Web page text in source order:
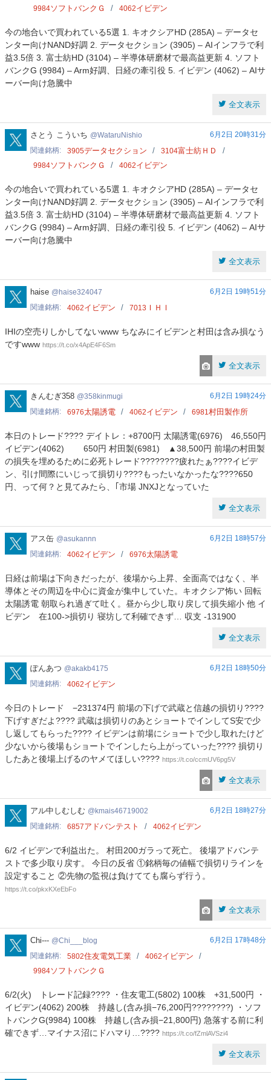
9984ソフトバンクＧ 4062イビデン
今の地合いで買われている5選 1. キオクシアHD (285A) – データセ
ンター向けNAND好調 2. データセクション (3905) – AIインフラで利
益3.5倍 3. 富士紡HD (3104) – 半導体研磨材で最高益更新 4. ソフト
バンクG (9984) – Arm好調、日経の牽引役 5. イビデン (4062) – AIサ
ーバー向け急騰中
全文表示
WataruNishio
さとう こういち WataruNishio
6月2日 20時31分
関連銘柄
3905データセクション 3104富士紡ＨＤ
9984ソフトバンクＧ 4062イビデン
今の地合いで買われている5選 1. キオクシアHD (285A) – データセ
ンター向けNAND好調 2. データセクション (3905) – AIインフラで利
益3.5倍 3. 富士紡HD (3104) – 半導体研磨材で最高益更新 4. ソフト
バンクG (9984) – Arm好調、日経の牽引役 5. イビデン (4062) – AIサ
ーバー向け急騰中
全文表示
haise324047
haise haise324047
6月2日 19時51分
関連銘柄
4062イビデン 7013 ＩＨＩ
IHIの空売りしかしてないwww ちなみにイビデンと村田は含み損なう
ですwww https://t.co/x4ApE4F6Sm
全文表示
358kinmugi
きんむぎ358 358kinmugi
6月2日 19時24分
関連銘柄
6976太陽誘電 4062イビデン 6981村田製作所
本日のトレード???? デイトレ：+8700円 太陽誘電(6976) 46,550円
イビデン(4062) 650円 村田製(6981) ▲38,500円 前場の村田製
の損失を埋めるために必死トレード????????疲れたぁ????イビデ
ン、引け間際にいじって損切り????もったいなかったな????650
円、って何？と見てみたら、｢市場 JNXJとなっていた
全文表示
asukannn
アス缶 asukannn
6月2日 18時57分
関連銘柄
4062イビデン 6976太陽誘電
日経は前場は下向きだったが、後場から上昇、全面高ではなく、半
導体とその周辺を中心に資金が集中していた。キオクシア怖い 回転
太陽誘電 朝取られ過ぎて吐く。昼から少し取り戻して損失縮小 他 イ
ビデン 在100->損切り 寝坊して利確できず… 収支 -131900
全文表示
akakb4175
ぽんあつ akakb4175
6月2日 18時50分
関連銘柄
4062イビデン
今日のトレード −231374円 前場の下げで武蔵と信越の損切り????
下げすぎだよ???? 武蔵は損切りのあとショートでインしてS安で少
し返してもらった???? イビデンは前場にショートで少し取れたけど
少ないから後場もショートでインしたら上がっていった???? 損切り
したあと後場上げるのヤメてほしい???? https://t.co/ccmUV6pg5V
全文表示
kmais46719002
アル中しむしむ kmais46719002
6月2日 18時27分
関連銘柄
6857アドバンテスト 4062イビデン
6/2 イビデンで利益出た。 村田200ガラって死亡。 後場アドバンテ
ストで多少取り戻す。 今日の反省 ①銘柄毎の値幅で損切りラインを
設定すること ②先物の監視は負けてても腐らず行う。
https://t.co/pkxKXeEbFo
全文表示
Chi___blog
Chi--- Chi___blog
6月2日 17時48分
関連銘柄
5802住友電気工業 4062イビデン
9984ソフトバンクＧ
6/2(火) トレード記録???? ・住友電工(5802) 100株 +31,500円 ・
イビデン(4062) 200株 持越し(含み損−76,200円????????) ・ソフ
トバンクG(9984) 100株 持越し(含み損−21,800円) 急落する前に利
確できず…マイナス沼にドハマり…???? https://t.co/fZmlAVSzi4
全文表示